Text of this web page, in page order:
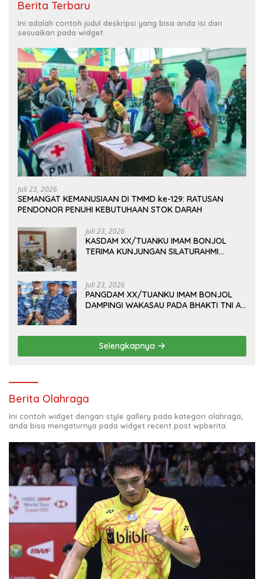
Berita Terbaru
Ini adalah contoh judul deskripsi yang bisa anda isi dan
sesuaikan pada widget
Juli 23, 2026
SEMANGAT KEMANUSIAAN DI TMMD ke-129: RATUSAN
PENDONOR PENUHI KEBUTUHAAN STOK DARAH
Juli 23, 2026
KASDAM XX/TUANKU IMAM BONJOL
TERIMA KUNJUNGAN SILATURAHMI
Juli 23, 2026
PANGDAM XX/TUANKU IMAM BONJOL
DAMPINGI WAKASAU PADA BHAKTI TNI AU
Selengkapnya
Berita Olahraga
Ini contoh widget dengan style gallery pada kategori olahraga,
anda bisa mengaturnya pada widget recent post wpberita.